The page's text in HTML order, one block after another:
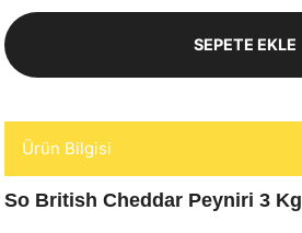
SEPETE EKLE
Ürün Bilgisi
So British Cheddar Peyniri 3 Kg